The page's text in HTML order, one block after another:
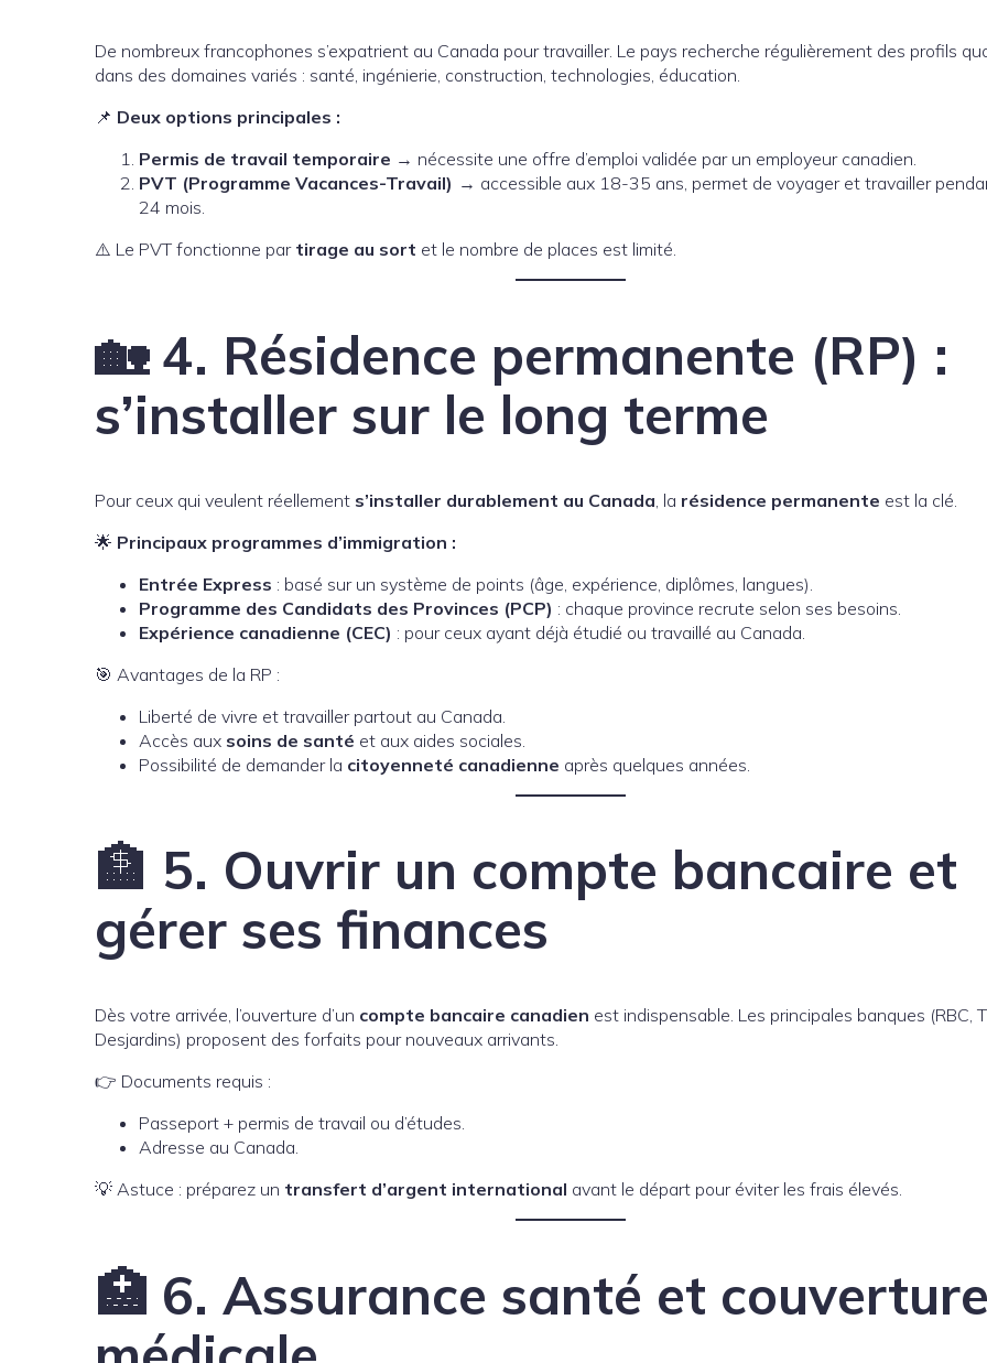
De nombreux francophones s’expatrient au Canada pour travailler. Le pays recherche régulièrement des profils
dans des domaines variés : santé, ingénierie, construction, technologies, éducation.
📌 Deux options principales :
Permis de travail temporaire → nécessite une offre d’emploi validée par un employeur canadien.
PVT (Programme Vacances-Travail) → accessible aux 18-35 ans, permet de voyager et travailler
24 mois.
⚠️ Le PVT fonctionne par tirage au sort et le nombre de places est limité.
🏡 4. Résidence permanente (RP) :
s’installer sur le long terme
Pour ceux qui veulent réellement s’installer durablement au Canada , la résidence permanente est la clé.
🌟 Principaux programmes d’immigration :
Entrée Express : basé sur un système de points (âge, expérience, diplômes, langues).
Programme des Candidats des Provinces (PCP) : chaque province recrute selon ses besoins.
Expérience canadienne (CEC) : pour ceux ayant déjà étudié ou travaillé au Canada.
🎯 Avantages de la RP :
Liberté de vivre et travailler partout au Canada.
Accès aux soins de santé et aux aides sociales.
Possibilité de demander la citoyenneté canadienne après quelques années.
🏦 5. Ouvrir un compte bancaire et
gérer ses finances
Dès votre arrivée, l’ouverture d’un compte bancaire canadien est indispensable. Les principales banques (RBC,
Desjardins) proposent des forfaits pour nouveaux arrivants.
👉 Documents requis :
Passeport + permis de travail ou d’études.
Adresse au Canada.
💡 Astuce : préparez un transfert d’argent international avant le départ pour éviter les frais élevés.
🏥 6. Assurance santé et